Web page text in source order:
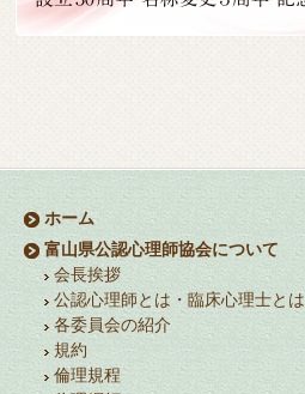
ホーム
富山県公認心理師協会について
会長挨拶
公認心理師とは・臨床心理士とは
各委員会の紹介
規約
倫理規程